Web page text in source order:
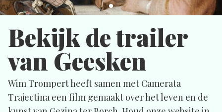
Bekijk de trailer
van Geesken
Wim Trompert heeft samen met Camerata
Trajectina een film gemaakt over het leven en de